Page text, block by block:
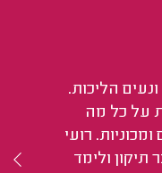
הליכות.
על כל מה
רועי
תיקון ולימד